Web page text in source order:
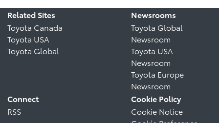
Related Sites
Toyota Canada
Toyota USA
Toyota Global
Newsrooms
Toyota Global
Newsroom
Toyota USA
Newsroom
Toyota Europe
Newsroom
Connect
RSS
Cookie Policy
Cookie Notice